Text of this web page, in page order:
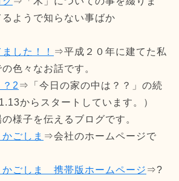
ようで知らない事ばか
した！！ ⇒平成２０年に建てた私
色々なお話です。
2 ⇒「今日の家の中は？？」の続
からスタートしています。）
様子を伝えるブログです。
ごしま ⇒会社のホームページで
かごしま 携帯版ホームページ ⇒?